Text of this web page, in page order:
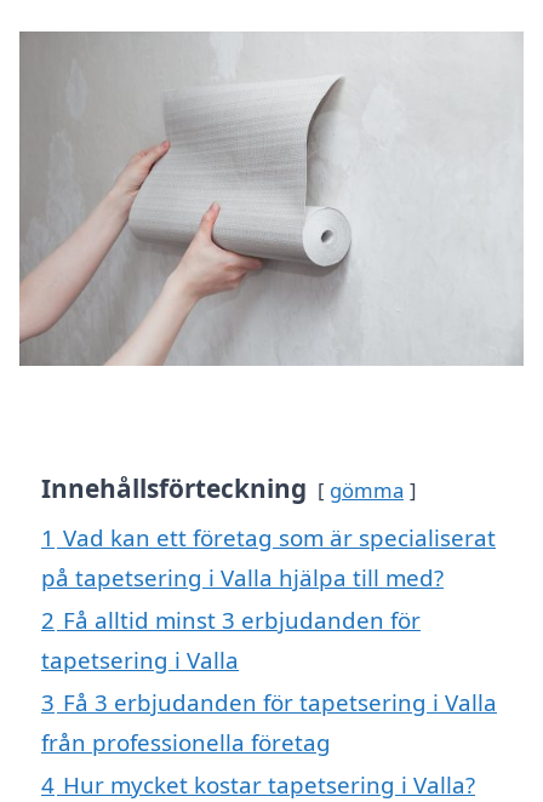
Innehållsförteckning gömma
1 Vad kan ett företag som är specialiserat
på tapetsering i Valla hjälpa till med?
2 Få alltid minst 3 erbjudanden för
tapetsering i Valla
3 Få 3 erbjudanden för tapetsering i Valla
från professionella företag
4 Hur mycket kostar tapetsering i Valla?